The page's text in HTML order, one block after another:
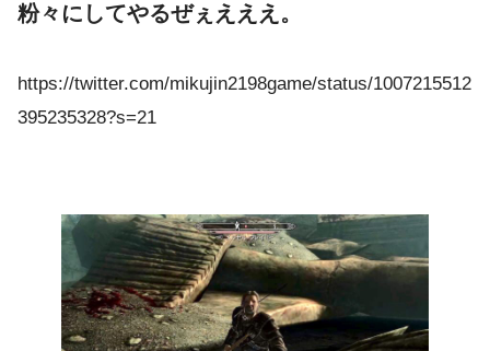
粉々にしてやるぜぇえええ。
https://twitter.com/mikujin2198game/status/1007215512
395235328?s=21